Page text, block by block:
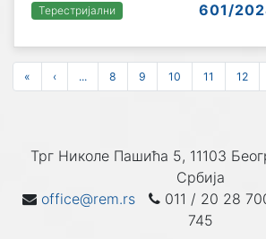
Терестријални 601/
« ‹ ... 8 9 10 11 12
Трг Николе Пашића 5, 11103
Србија
office@rem.rs
011 / 20 28
745